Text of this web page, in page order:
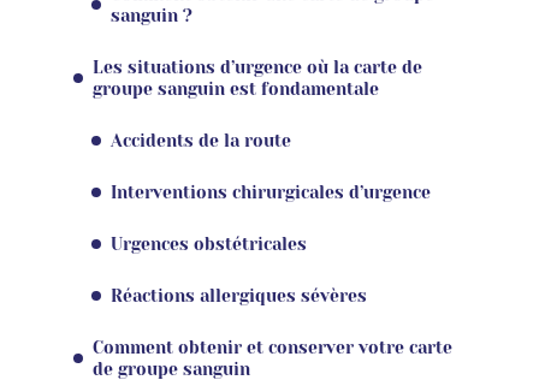
sanguin ?
Les situations d’urgence où la carte de
groupe sanguin est fondamentale
Accidents de la route
Interventions chirurgicales d’urgence
Urgences obstétricales
Réactions allergiques sévères
Comment obtenir et conserver votre carte
de groupe sanguin